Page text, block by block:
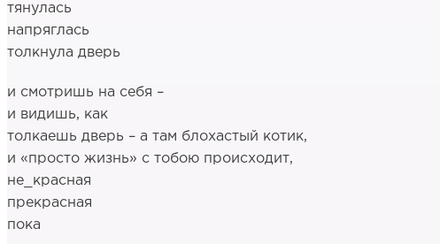
тянулась
напряглась
толкнула дверь
и смотришь на себя –
и видишь, как
толкаешь дверь – а там блохастый котик,
и «просто жизнь» с тобою происходит,
не_красная
прекрасная
пока